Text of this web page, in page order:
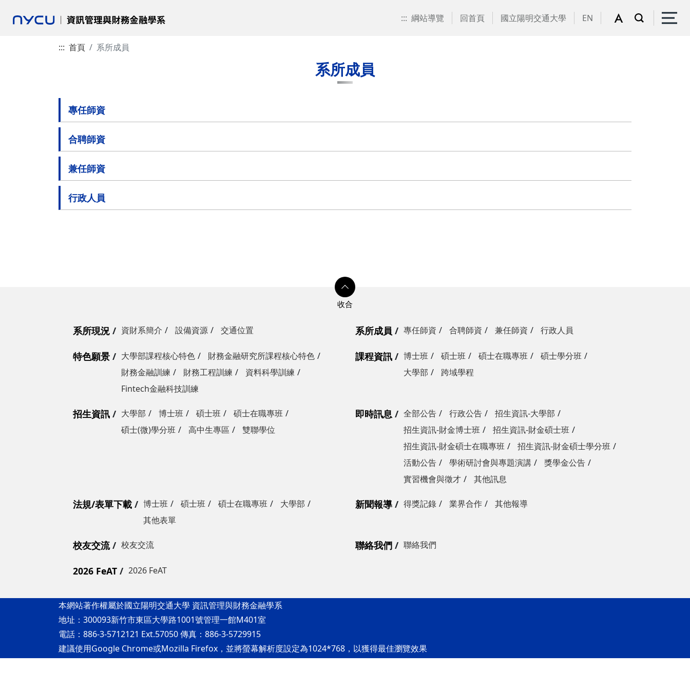
::: 綱站導覽 回首頁 國立陽明交通大學 EN
::: 首頁 系所成員
系所成員
專任師資
合聘師資
兼任師資
行政人員
系所現況 資財系簡介 設備資源 交通位置 系所成員 專任師資 合聘師資 兼任師資 行政人員
特色願景 大學部課程核心特色
財務金融研究所課程核心特色
財務金融訓練
財務工程訓練
資料科學訓練
Fintech金融科技訓練
課程資訊 博士班 碩士班 碩士在職專班
碩士學分班
大學部
跨域學程
招生資訊 大學部 博士班 碩士班
碩士在職專班
碩士(微)學分班
高中生專區 雙聯學位
即時訊息 全部公告 行政公告
招生資訊-大學部
招生資訊-財金博士班
招生資訊-財金碩士班
招生資訊-財金碩士在職專班
招生資訊-財金碩士學分班
活動公告
學術研討會與專題演講
獎學金公告
實習機會與徵才
其他訊息
法規/表單下載 博士班 碩士班 碩士在職專班
大學部
其他表單
新聞報導 得獎記錄 業界合作 其他報導
校友交流 校友交流 聯絡我們 聯絡我們
2026 FeAT 2026 FeAT
本網站著作權屬於國立陽明交通大學 資訊管理與財務金融學系
地址：300093新竹市東區大學路1001號管理一館M401室
電話：886-3-5712121 Ext.57050 傳真：886-3-5729915
建議使用Google Chrome或Mozilla Firefox，並將螢幕解析度設定為1024*768，以獲得最佳瀏覽效果